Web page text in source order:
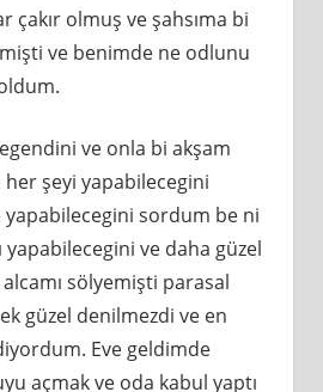
çakır olmuş ve şahsıma bi
ve benimde ne odlunu
ve onla bi akşam
şeyi yapabilecegini
sordum be ni
yapabilecegini ve daha güzel
sölyemişti parasal
güzel denilmezdi ve en
Eve geldimde
açmak ve oda kabul yaptı